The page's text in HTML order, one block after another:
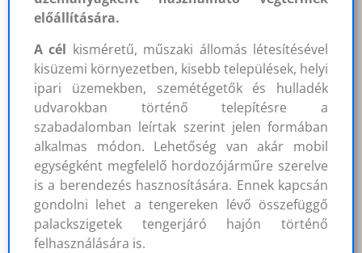
előállítására.
A cél kisméretű, műszaki állomás létesítésével
kisüzemi környezetben, kisebb települések, helyi
ipari üzemekben, szemétégetők és hulladék
udvarokban történő telepítésre a
szabadalomban leírtak szerint jelen formában
alkalmas módon. Lehetőség van akár mobil
egységként megfelelő hordozójárműre szerelve
is a berendezés hasznosítására. Ennek kapcsán
gondolni lehet a tengereken lévő összefüggő
palackszigetek tengerjáró hajón történő
felhasználására is.